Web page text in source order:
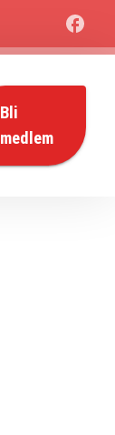
Bli
medlem